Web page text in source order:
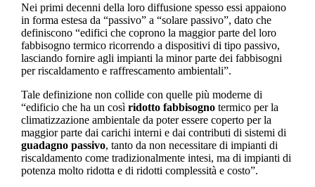
Nei primi decenni della loro diffusione spesso essi appaiono
in forma estesa da “passivo” a “solare passivo”, dato che
definiscono “edifici che coprono la maggior parte del loro
fabbisogno termico ricorrendo a dispositivi di tipo passivo,
lasciando fornire agli impianti la minor parte dei fabbisogni
per riscaldamento e raffrescamento ambientali”.
Tale definizione non collide con quelle più moderne di
“edificio che ha un così ridotto fabbisogno termico per la
climatizzazione ambientale da poter essere coperto per la
maggior parte dai carichi interni e dai contributi di sistemi di
guadagno passivo, tanto da non necessitare di impianti di
riscaldamento come tradizionalmente intesi, ma di impianti di
potenza molto ridotta e di ridotti complessità e costo”.